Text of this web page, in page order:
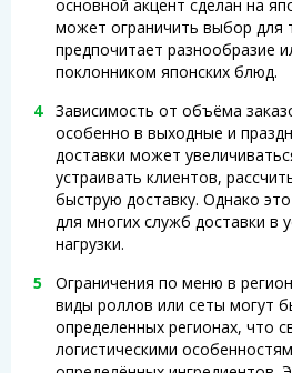
основной акцент сделан на
может ограничить выбор для
предпочитает разнообразие
поклонником японских блюд.
Зависимость от объёма
особенно в выходные и
доставки может
устраивать клиентов,
быструю доставку. Однако
для многих служб доставки в
нагрузки.
Ограничения по меню в
виды роллов или сеты могут
определенных регионах, что
логистическими